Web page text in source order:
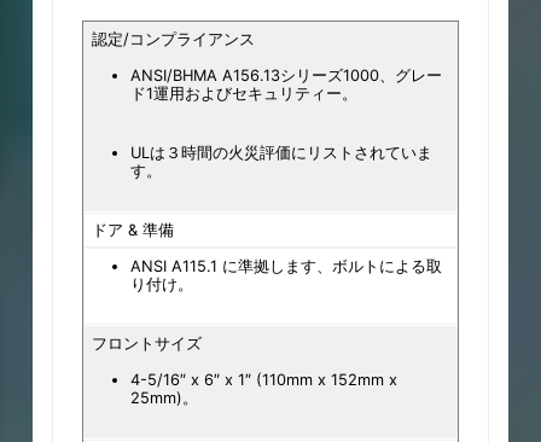
認定/コンプライアンス
ANSI/BHMA A156.13シリーズ1000、グレー
ド1運用およびセキュリティー。
ULは３時間の火災評価にリストされていま
す。
ドア & 準備
ANSI A115.1 に準拠します、ボルトによる取
り付け。
フロントサイズ
4-5/16″ x 6″ x 1″ (110mm x 152mm x
25mm)。